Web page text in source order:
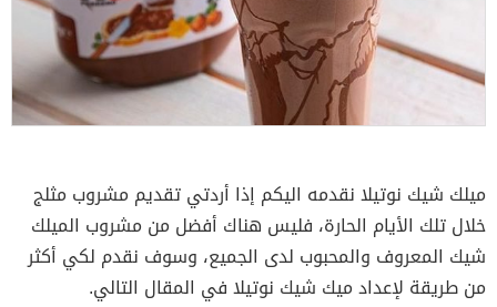
ميلك شيك نوتيلا نقدمه اليكم إذا أردتي تقديم مشروب مثلج
خلال تلك الأيام الحارة، فليس هناك أفضل من مشروب الميلك
شيك المعروف والمحبوب لدى الجميع، وسوف نقدم لكي أكثر
من طريقة لإعداد ميك شيك نوتيلا في المقال التالي.